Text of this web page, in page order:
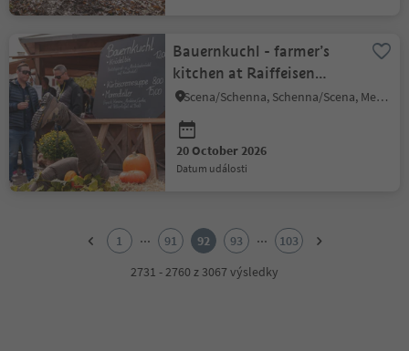
Bauernkuchl - farmer’s
kitchen at Raiffeisen
square in Schenna
Scena/Schenna, Schenna/Scena, Meran/Merano and environs
20 October 2026
datum události
1 ... 91 92 93 ...
103
2731 - 2760 z 3067 výsledky